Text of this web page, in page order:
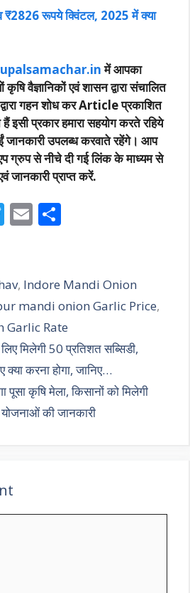
₹2826 रूपये क्विंटल, 2025 में क्या
में आपका
वैज्ञानिकों एवं शासन द्वारा संचालित
गहन शोध कर Article प्रकाशित
प्रकार हमारा सहयोग करते रहिये
उपलब्ध करवाते रहेंगे। आप
ग्रुप से नीचे दी गई लिंक के माध्यम से
जानकारी प्राप्त करें.
T
er
E
l e
, Indore Mandi Onion
mandi onion Garlic Price,
Garlic Rate
मिलेगी 50 प्रतिशत सब्सिडी,
करना होगा, जानिए…
पूसा कृषि मेला, किसानों को मिलेगी
की जानकारी